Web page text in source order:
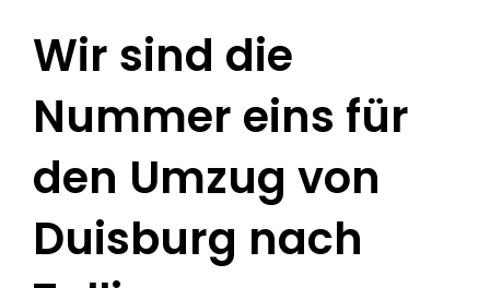
Wir sind die
Nummer eins für
den Umzug von
Duisburg nach